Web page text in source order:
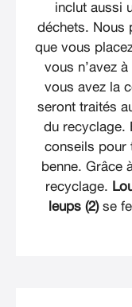
inclut aussi
déchets. Nous
que vous
vous n’avez
vous avez la
seront traités
du recyclage.
conseils pour
benne. Grâce
recyclage.
leups (2)se